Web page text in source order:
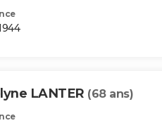
LANTER (68 ans)